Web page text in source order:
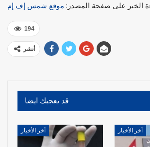
الخبر على صفحة المصدر: موقع شمس إف إم
194
أنشر
قد يعجبك ايضا
أخر الأخبار أخر الأخبار